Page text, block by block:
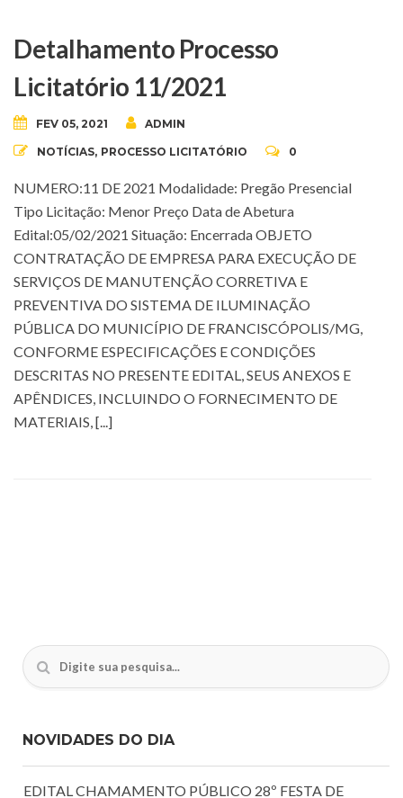
Detalhamento Processo
Licitatório 11/2021
FEV 05, 2021 ADMIN
NOTÍCIAS, PROCESSO LICITATÓRIO 0
NUMERO:11 DE 2021 Modalidade: Pregão Presencial
Tipo Licitação: Menor Preço Data de Abetura
Edital:05/02/2021 Situação: Encerrada OBJETO
CONTRATAÇÃO DE EMPRESA PARA EXECUÇÃO DE
SERVIÇOS DE MANUTENÇÃO CORRETIVA E
PREVENTIVA DO SISTEMA DE ILUMINAÇÃO
PÚBLICA DO MUNICÍPIO DE FRANCISCÓPOLIS/MG,
CONFORME ESPECIFICAÇÕES E CONDIÇÕES
DESCRITAS NO PRESENTE EDITAL, SEUS ANEXOS E
APÊNDICES, INCLUINDO O FORNECIMENTO DE
MATERIAIS, [...]
NOVIDADES DO DIA
EDITAL CHAMAMENTO PÚBLICO 28º FESTA DE